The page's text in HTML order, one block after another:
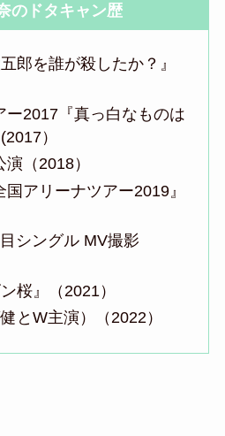
のドタキャン歴
郎を誰が殺したか？』
ー2017『真っ白なものは
）
（2018）
アリーナツアー2019』
シングル MV撮影
桜』（2021）
とW主演）（2022）